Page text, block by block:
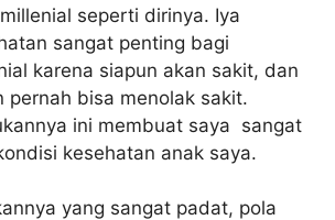
seperti dirinya. Iya
sangat penting bagi
karena siapun akan sakit, dan
pernah bisa menolak sakit.
ini membuat saya sangat
kesehatan anak saya.
yang sangat padat, pola